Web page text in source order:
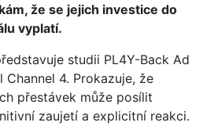
že se jejich investice do
vyplatí.
studii PL4Y-Back Ad
4. Prokazuje, že
přestávek může posílit
zaujetí a explicitní reakci.